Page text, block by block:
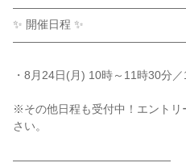
✨ 開催日程 ✨
・8月24日(月) 10時～11時30分
※その他日程も受付中！エント
さい。
――――――――――――――